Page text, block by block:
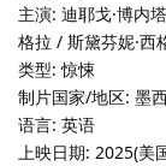
主演: 迪耶戈·博内
格拉 / 斯黛芬妮·西
类型: 惊悚
制片国家/地区: 墨
语言: 英语
上映日期: 2025(美